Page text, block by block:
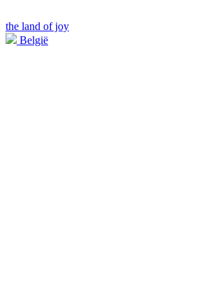
the land of joy
België